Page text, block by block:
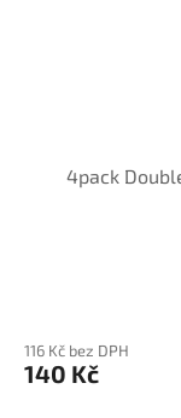
4pack
116 Kč bez DPH
140 Kč